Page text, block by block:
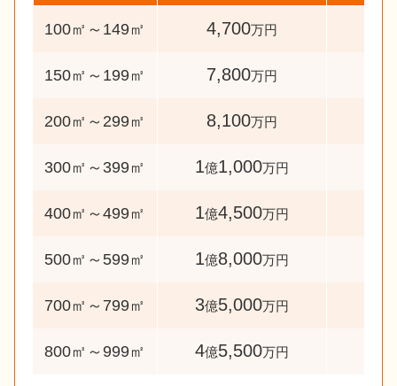
100㎡～149㎡ 4,700万円
150㎡～199㎡ 7,800万円
200㎡～299㎡ 8,100万円
300㎡～399㎡ 1億1,000万円
400㎡～499㎡ 1億4,500万円
500㎡～599㎡ 1億8,000万円
700㎡～799㎡ 3億5,000万円
800㎡～999㎡ 4億5,500万円